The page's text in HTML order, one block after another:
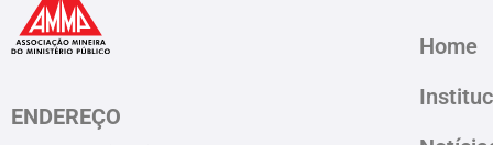
ENDEREÇO
Home